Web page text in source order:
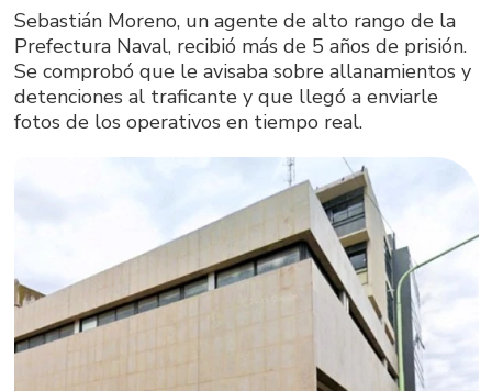
Sebastián Moreno, un agente de alto rango de la
Prefectura Naval, recibió más de 5 años de prisión.
Se comprobó que le avisaba sobre allanamientos y
detenciones al traficante y que llegó a enviarle
fotos de los operativos en tiempo real.